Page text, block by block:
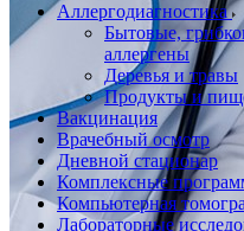
Аллергодиагностика
Бытовые,
аллергены
Деревья и травы
Продукты и
Вакцинация
Врачебный осмотр
Дневной стационар
Комплексные
Компьютерная
Лабораторные